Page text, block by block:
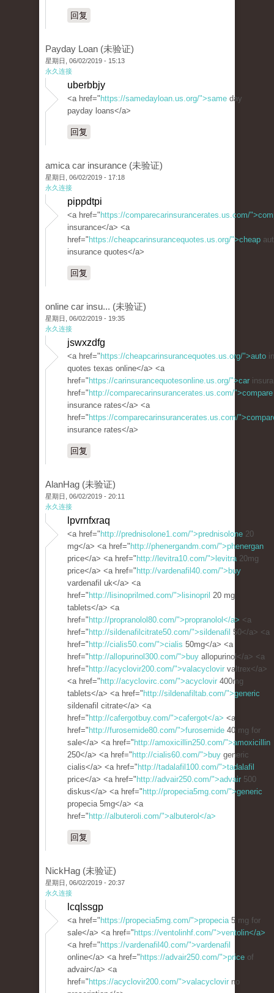
回复
Payday Loan (未验证)
星期日, 06/02/2019 - 15:13
永久连接
uberbbjy
<a href=" https://samedayloan.us.org/">same day
payday loans</a>
回复
amica car insurance (未验证)
星期日, 06/02/2019 - 17:18
永久连接
pippdtpi
<a href=" https://comparecarinsurancerates.us.com/
insurance</a> <a
href=" https://cheapcarinsurancequotes.us.org/">cheap
insurance quotes</a>
回复
online car insu... (未验证)
星期日, 06/02/2019 - 19:35
永久连接
jswxzdfg
<a href=" https://cheapcarinsurancequotes.us.org/">auto
quotes texas online</a> <a
href=" https://carinsurancequotesonline.us.org/">car
href=" http://comparecarinsurancerates.us.com/">compare
insurance rates</a> <a
href=" https://comparecarinsurancerates.us.com/
insurance rates</a>
回复
AlanHag (未验证)
星期日, 06/02/2019 - 20:11
永久连接
lpvrnfxraq
<a href=" http://prednisolone1.com/">prednisolone 20
mg</a> <a href=" http://phenergandm.com/">phenergan
price</a> <a href=" http://levitra10.com/">levitra20mg
price</a> <a href=" http://vardenafil40.com/">buy
vardenafil uk</a> <a
href=" http://lisinoprilmed.com/">lisinopril 20 mg
tablets</a> <a
href=" http://propranolol80.com/">propranolol</a> <a
href=" http://sildenafilcitrate50.com/">sildenafil 50</a> <a
href=" http://cialis50.com/">cialis 50mg</a> <a
href=" http://allopurinol300.com/">buy allopurinol</a> <a
href=" http://acyclovir200.com/">valacyclovir valtrex</a>
<a href=" http://acyclovirc.com/">acyclovir 400mg
tablets</a> <a href=" http://sildenafiltab.com/">generic
sildenafil citrate</a> <a
href=" http://cafergotbuy.com/">cafergot</a> <a
href=" http://furosemide80.com/">furosemide 40 mg for
sale</a> <a href=" http://amoxicillin250.com/">amoxicillin
250</a> <a href=" http://cialis60.com/">buy generic
cialis</a> <a href=" http://tadalafil100.com/">tadalafil
price</a> <a href=" http://advair250.com/">advair 500
diskus</a> <a href=" http://propecia5mg.com/">generic
propecia 5mg</a> <a
href=" http://albuteroli.com/">albuterol</a>
回复
NickHag (未验证)
星期日, 06/02/2019 - 20:37
永久连接
lcqlssgp
<a href=" https://propecia5mg.com/">propecia5 mg for
sale</a> <a href=" https://ventolinhf.com/">ventolin</a>
<a href=" https://vardenafil40.com/">vardenafil
online</a> <a href=" https://advair250.com/">price of
advair</a> <a
href=" https://acyclovir200.com/">valacyclovir no